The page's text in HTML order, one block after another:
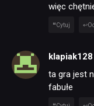
więc
Cytuj
klapiak128
ta gra jest
fabułe